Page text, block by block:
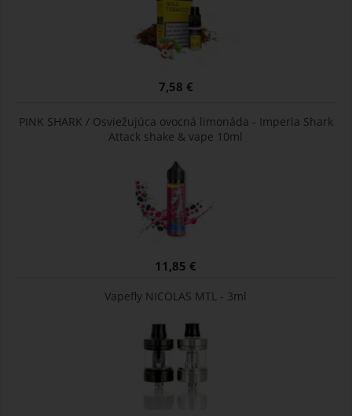
7,58 €
PINK SHARK / Osviežujúca ovocná limonáda - Imperia Shark
Attack shake & vape 10ml
11,85 €
Vapefly NICOLAS MTL - 3ml